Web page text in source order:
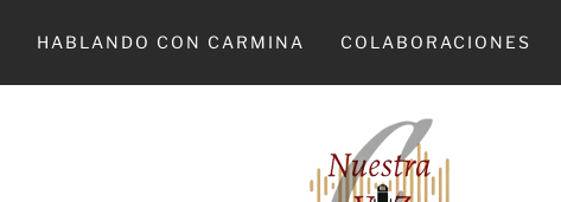
HABLANDO CON CARMINA COLABORACIONES